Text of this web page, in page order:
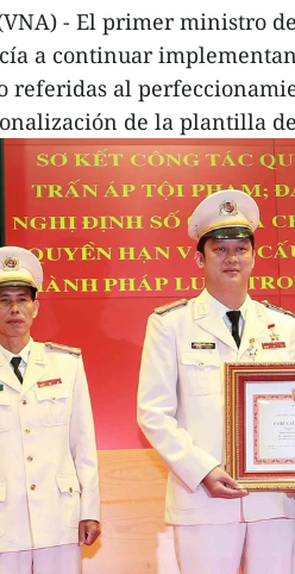
- El primer ministro
a continuar
referidas al
de la plantilla